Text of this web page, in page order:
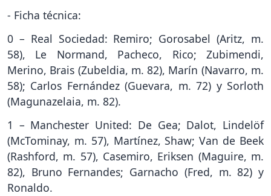
- Ficha técnica:
0 – Real Sociedad: Remiro; Gorosabel (Aritz, m.
58), Le Normand, Pacheco, Rico; Zubimendi,
Merino, Brais (Zubeldia, m. 82), Marín (Navarro, m.
58); Carlos Fernández (Guevara, m. 72) y Sorloth
(Magunazelaia, m. 82).
1 – Manchester United: De Gea; Dalot, Lindelöf
(McTominay, m. 57), Martínez, Shaw; Van de Beek
(Rashford, m. 57), Casemiro, Eriksen (Maguire, m.
82), Bruno Fernandes; Garnacho (Fred, m. 82) y
Ronaldo.